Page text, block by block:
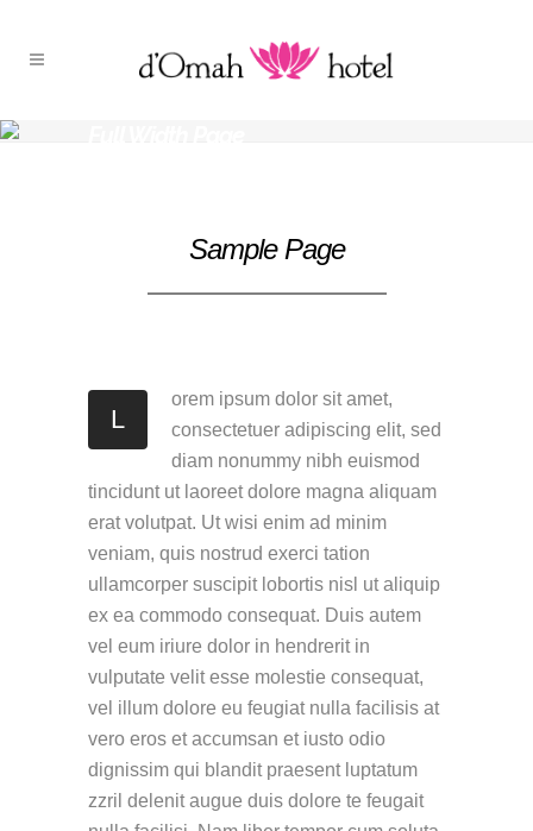
Sample Page
L
orem ipsum dolor sit amet,
consectetuer adipiscing elit, sed
diam nonummy nibh euismod
tincidunt ut laoreet dolore magna aliquam
erat volutpat. Ut wisi enim ad minim
veniam, quis nostrud exerci tation
ullamcorper suscipit lobortis nisl ut aliquip
ex ea commodo consequat. Duis autem
vel eum iriure dolor in hendrerit in
vulputate velit esse molestie consequat,
vel illum dolore eu feugiat nulla facilisis at
vero eros et accumsan et iusto odio
dignissim qui blandit praesent luptatum
zzril delenit augue duis dolore te feugait